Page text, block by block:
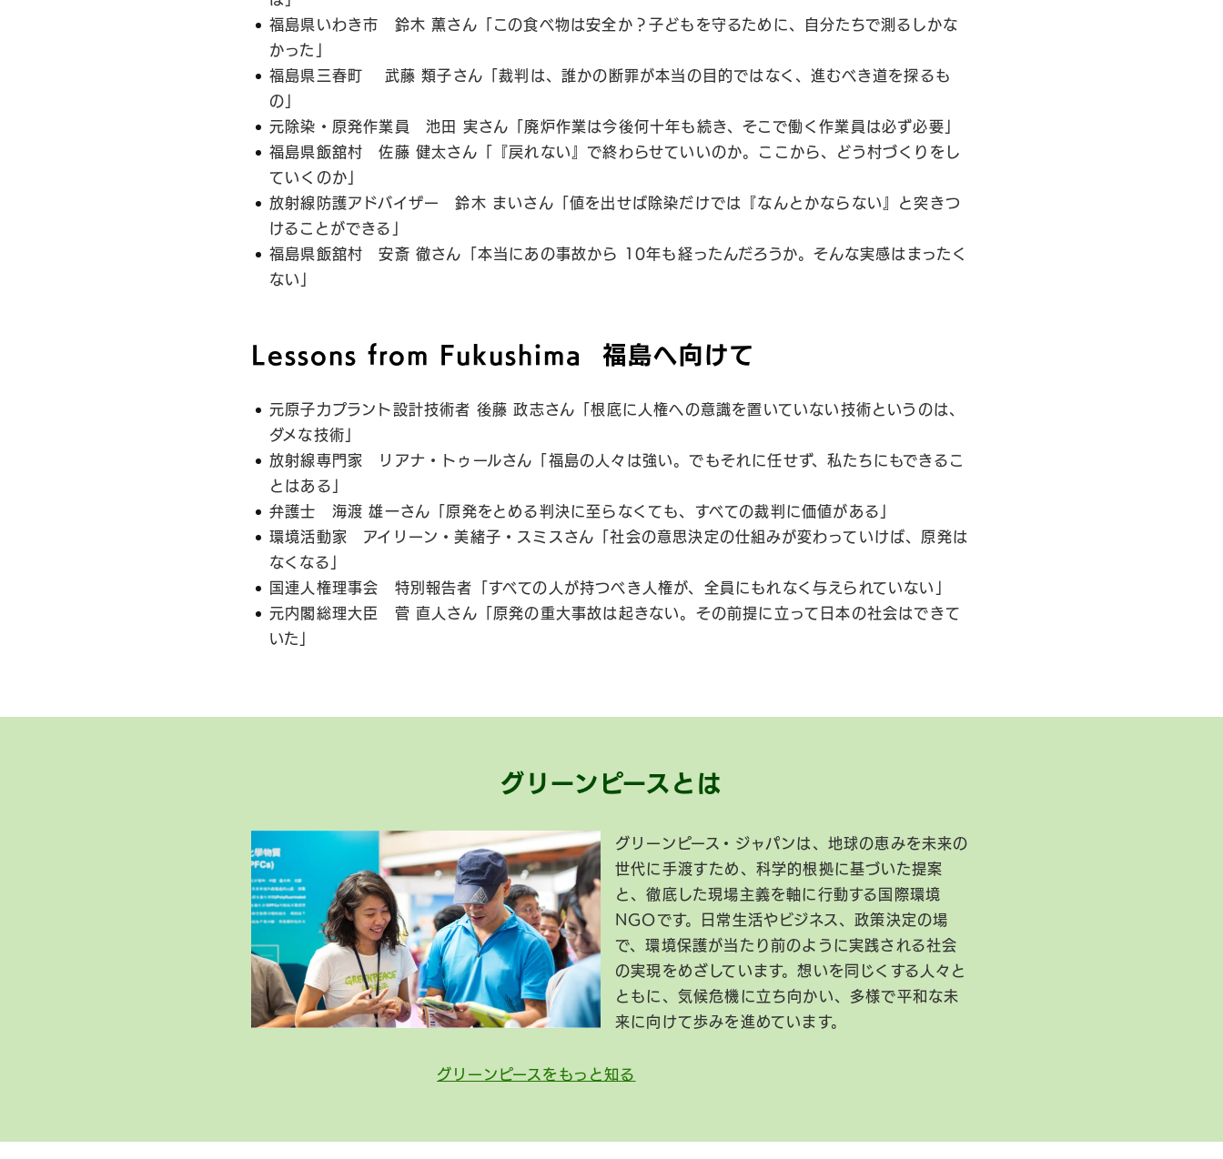
福島県いわき市 鈴木 薫さん「この食べ物は安全か？子どもを守るために、自分たちで測るしかな
かった」
福島県三春町 武藤 類子さん「裁判は、誰かの断罪が本当の目的ではなく、進むべき道を探るも
の」
元除染・原発作業員 池田 実さん「廃炉作業は今後何十年も続き、そこで働く作業員は必ず必要」
福島県飯舘村 佐藤 健太さん「『戻れない』で終わらせていいのか。ここから、どう村づくりをし
ていくのか」
放射線防護アドバイザー 鈴木 まいさん「値を出せば除染だけでは『なんとかならない』と突きつ
けることができる」
福島県飯舘村 安斎 徹さん「本当にあの事故から 10年も経ったんだろうか。そんな実感はまったく
ない」
Lessons from Fukushima 福島へ向けて
元原子力プラント設計技術者 後藤 政志さん「根底に人権への意識を置いていない技術というのは、
ダメな技術」
放射線専門家 リアナ・トゥールさん「福島の人々は強い。でもそれに任せず、私たちにもできるこ
とはある」
弁護士 海渡 雄一さん「原発をとめる判決に至らなくても、すべての裁判に価値がある」
環境活動家 アイリーン・美緒子・スミスさん「社会の意思決定の仕組みが変わっていけば、原発は
なくなる」
国連人権理事会 特別報告者「すべての人が持つべき人権が、全員にもれなく与えられていない」
元内閣総理大臣 菅 直人さん「原発の重大事故は起きない。その前提に立って日本の社会はできて
いた」
グリーンピースとは
グリーンピース・ジャパンは、地球の恵みを未来の
世代に手渡すため、科学的根拠に基づいた提案
と、徹底した現場主義を軸に行動する国際環境
NGOです。日常生活やビジネス、政策決定の場
で、環境保護が当たり前のように実践される社会
の実現をめざしています。想いを同じくする人々と
ともに、気候危機に立ち向かい、多様で平和な未
来に向けて歩みを進めています。
グリーンピースをもっと知る